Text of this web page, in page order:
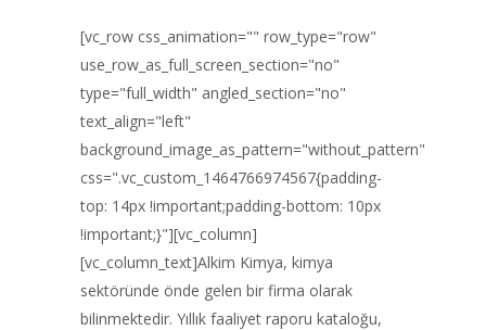
[vc_row css_animation="" row_type="row"
use_row_as_full_screen_section="no"
type="full_width" angled_section="no"
text_align="left"
background_image_as_pattern="without_pattern"
css=".vc_custom_1464766974567{padding-
top: 14px !important;padding-bottom: 10px
!important;}"][vc_column]
[vc_column_text]Alkim Kimya, kimya
sektöründe önde gelen bir firma olarak
bilinmektedir. Yıllık faaliyet raporu kataloğu,